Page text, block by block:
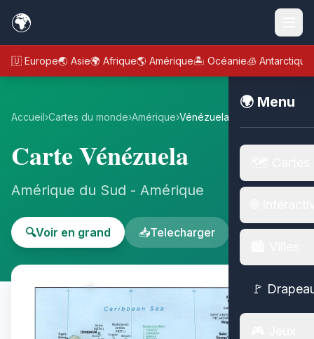
🌍
🇪🇺 Europe🌏 Asie🌍 Afrique🌎 Amérique🏝️ Océanie🧊 Antarctique
🌍 Menu
🚩
Accueil›Cartes du monde›Amérique›Vénézuela
Carte Vénézuela
Amérique du Sud - Amérique
🔍Voir en grand 📥Telecharger